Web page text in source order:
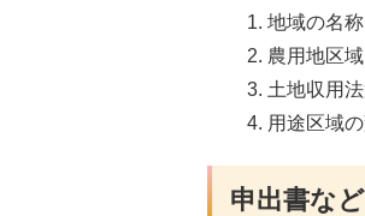
地域の名
農用地区
土地収用
用途区域
申出書な